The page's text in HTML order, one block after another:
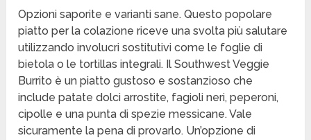
Opzioni saporite e varianti sane. Questo popolare
piatto per la colazione riceve una svolta più salutare
utilizzando involucri sostitutivi come le foglie di
bietola o le tortillas integrali. Il Southwest Veggie
Burrito è un piatto gustoso e sostanzioso che
include patate dolci arrostite, fagioli neri, peperoni,
cipolle e una punta di spezie messicane. Vale
sicuramente la pena di provarlo. Un’opzione di